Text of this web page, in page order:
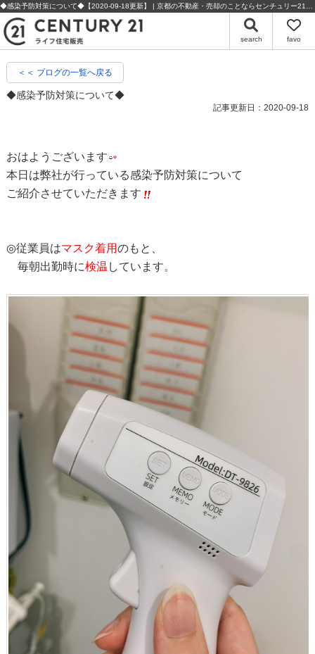
search favo
＜＜ ブログの一覧へ戻る
◆感染予防対策について◆
記事更新日：2020-09-18
おはようございます
本日は弊社が行っている感染予防対策について
ご紹介させていただきます
◎従業員はマスク着用のもと、
毎朝出勤時に検温 しています。